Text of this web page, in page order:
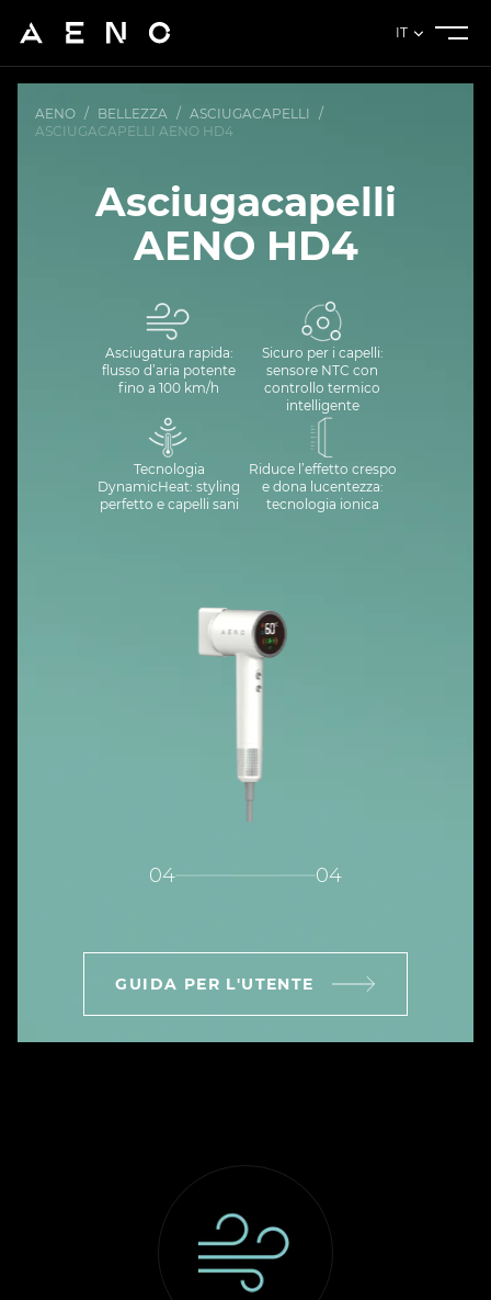
IT
AENO / BELLEZZA / ASCIUGACAPELLI /
ASCIUGACAPELLI AENO HD4
Asciugacapelli
AENO HD4
Asciugatura rapida:
flusso d’aria potente
fino a 100 km/h
Sicuro per i capelli:
sensore NTC con
controllo termico
intelligente
Tecnologia
DynamicHeat: styling
perfetto e capelli sani
Riduce l’effetto crespo
e dona lucentezza:
tecnologia ionica
04 04
GUIDA PER L'UTENTE